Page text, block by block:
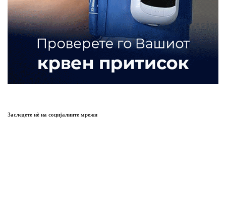
Заследете нѐ на социјалните мрежи